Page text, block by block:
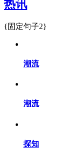
热讯
{固定句子2}
潮流
潮流
探知